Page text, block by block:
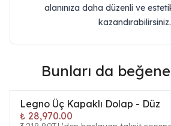
alanınıza daha düzenli ve
kazandırabilirsiniz.
Bunları da
Legno Üç Kapaklı Dolap - Düz
₺ 28,970.00